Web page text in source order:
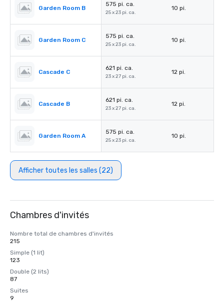
Garden Room B
575 pi. ca.
25 x 23 pi. ca.
10 pi.
Garden Room C
575 pi. ca.
25 x 23 pi. ca.
10 pi.
Cascade C
621 pi. ca.
23 x 27 pi. ca.
12 pi.
Cascade B
621 pi. ca.
23 x 27 pi. ca.
12 pi.
Garden Room A
575 pi. ca.
25 x 23 pi. ca.
10 pi.
Afficher toutes les salles (22)
Chambres d'invités
Nombre total de chambres d'invités
215
Simple (1 lit)
123
Double (2 lits)
87
Suites
9